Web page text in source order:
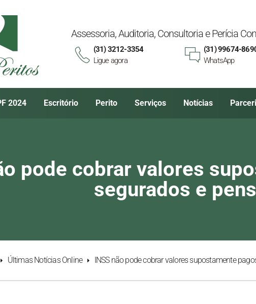
Assessoria, Auditoria, Consultoria e Perícia
(31) 3212-3354
Ligue agora
(31) 99674-
WhatsApp
2024 Escritório Perito Serviços Notícias
pode cobrar valores
segurados e
Últimas Notícias Online INSS não pode cobrar valores supostamente